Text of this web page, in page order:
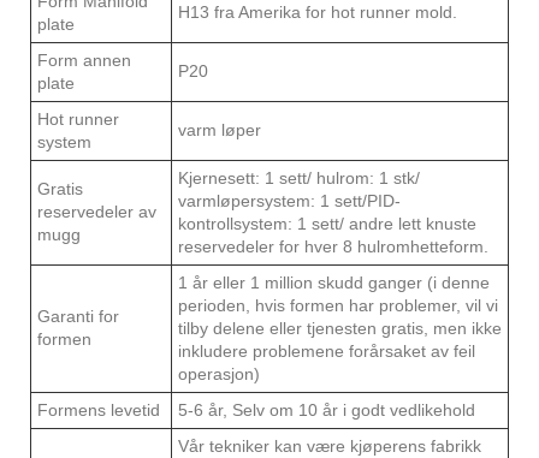
plate
H13 fra Amerika for hot runner mold.
Form annen
plate
P20
Hot runner
system
varm løper
Gratis
reservedeler av
mugg
Kjernesett: 1 sett/ hulrom: 1 stk/
varmløpersystem: 1 sett/PID-
kontrollsystem: 1 sett/ andre lett knuste
reservedeler for hver 8 hulromhetteform.
Garanti for
formen
1 år eller 1 million skudd ganger (i denne
perioden, hvis formen har problemer, vil vi
tilby delene eller tjenesten gratis, men ikke
inkludere problemene forårsaket av feil
operasjon)
Formens levetid
5-6 år, Selv om 10 år i godt vedlikehold
Vår tekniker kan være kjøperens fabrikk